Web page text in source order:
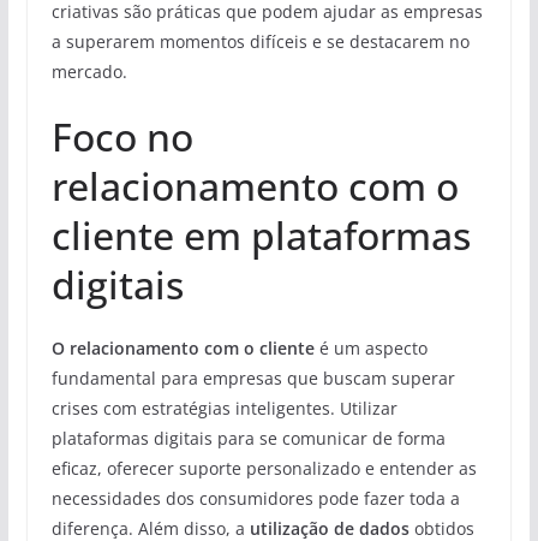
criativas são práticas que podem ajudar as empresas
a superarem momentos difíceis e se destacarem no
mercado.
Foco no
relacionamento com o
cliente em plataformas
digitais
O relacionamento com o clienteé um aspecto
fundamental para empresas que buscam superar
crises com estratégias inteligentes. Utilizar
plataformas digitais para se comunicar de forma
eficaz, oferecer suporte personalizado e entender as
necessidades dos consumidores pode fazer toda a
diferença. Além disso, a utilização de dadosobtidos